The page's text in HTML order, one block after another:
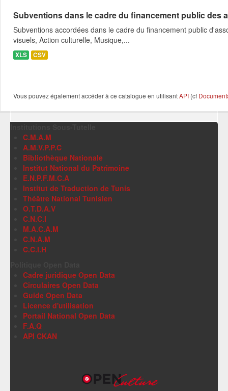
Subventions dans le cadre du financement public des
Subventions accordées dans le cadre du financement public
visuels, Action culturelle, Musique,...
XLS CSV
Vous pouvez également accéder à ce catalogue en utilisantAPI (cf
C.M.A.M
A.M.V.P.P.C
Bibliothèque Nationale
Institut National du Patrimoine
E.N.P.F.M.C.A
Institut de Traduction de Tunis
Théâtre National Tunisien
O.T.D.A.V
C.N.C.I
M.A.C.A.M
C.N.A.M
C.C.I.H
Cadre juridique Open Data
Circulaires Open Data
Guide Open Data
Licence d'utilisation
Portail National Open Data
F.A.Q
API CKAN